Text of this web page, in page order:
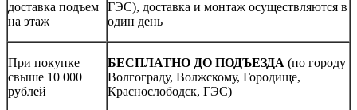
доставка подъем
на этаж
ГЭС), доставка и монтаж осуществляются в
один день
При покупке
свыше 10 000
рублей
БЕСПЛАТНО ДО ПОДЪЕЗДА (по городу
Волгограду, Волжскому, Городище,
Краснослободск, ГЭС)